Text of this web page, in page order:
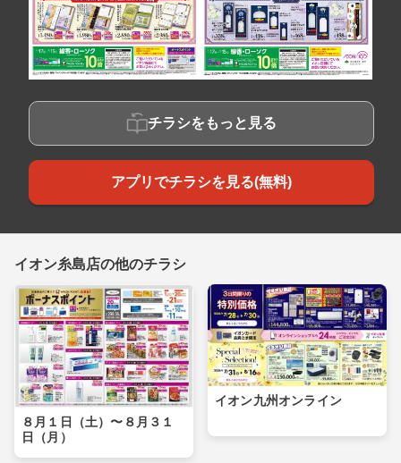
チラシをもっと見る
アプリでチラシを見る(無料)
イオン糸島店の他のチラシ
８月１日（土）〜８月３１
日（月）
イオン九州オンライン